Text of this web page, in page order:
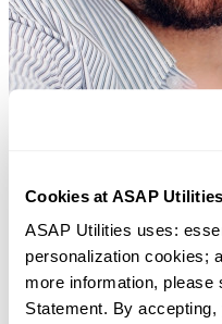
Cookies at ASAP Utilities
ASAP Utilities uses:
personalization cookies;
more information, please
Statement. By